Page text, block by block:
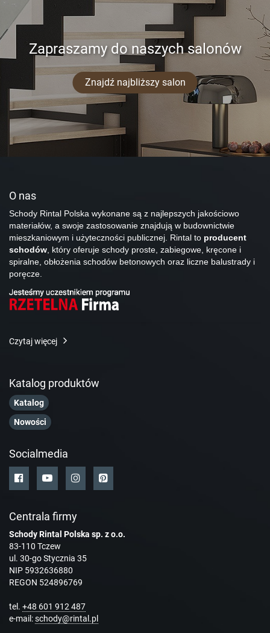
Zapraszamy do naszych salonów
Znajdź najbliższy salon
O nas
Schody Rintal Polska wykonane są z najlepszych jakościowo
materiałów, a swoje zastosowanie znajdują w budownictwie
mieszkaniowym i użyteczności publicznej. Rintal to producent
schodów, który oferuje schody proste, zabiegowe, kręcone i
spiralne, obłożenia schodów betonowych oraz liczne balustrady i
poręcze.
Czytaj więcej
Katalog produktów
Katalog
Nowości
Socialmedia
Centrala firmy
Schody Rintal Polska sp. z o.o.
83-110 Tczew
ul. 30-go Stycznia 35
NIP 5932636880
REGON 524896769
tel. +48 601 912 487
e-mail:schody@rintal.pl